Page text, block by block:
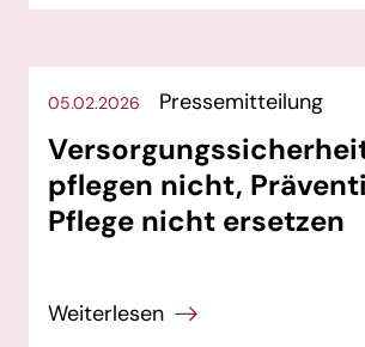
05.02.2026 Pressemitteilung
pflegen nicht,
Pflege nicht ersetzen